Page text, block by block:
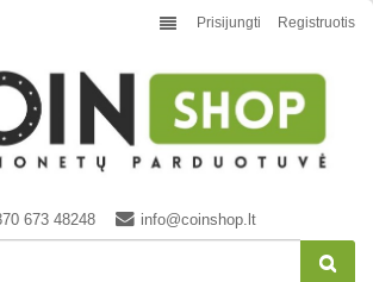
Prisijungti Registruotis
673 48248 info@coinshop.lt